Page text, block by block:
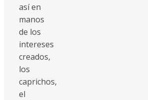
así en
manos
de los
intereses
creados,
los
caprichos,
el